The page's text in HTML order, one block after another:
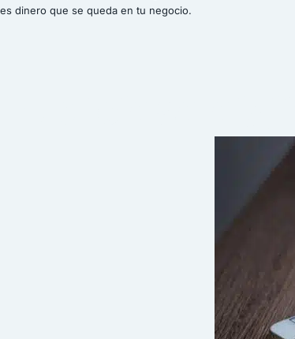
es dinero que se queda en tu negocio.